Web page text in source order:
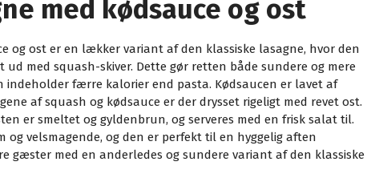
med kødsauce og ost
og ost er en lækker variant af den klassiske lasagne, hvor den
med squash-skiver. Dette gør retten både sundere og mere
indeholder færre kalorier end pasta. Kødsaucen er lavet af
af squash og kødsauce er der drysset rigeligt med revet ost.
er smeltet og gyldenbrun, og serveres med en frisk salat til.
og velsmagende, og den er perfekt til en hyggelig aften
gæster med en anderledes og sundere variant af den klassiske